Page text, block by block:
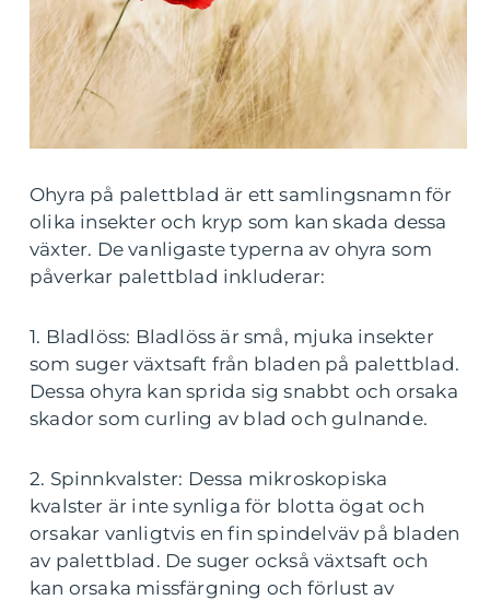
Ohyra på palettblad är ett samlingsnamn för
olika insekter och kryp som kan skada dessa
växter. De vanligaste typerna av ohyra som
påverkar palettblad inkluderar:
1. Bladlöss: Bladlöss är små, mjuka insekter
som suger växtsaft från bladen på palettblad.
Dessa ohyra kan sprida sig snabbt och orsaka
skador som curling av blad och gulnande.
2. Spinnkvalster: Dessa mikroskopiska
kvalster är inte synliga för blotta ögat och
orsakar vanligtvis en fin spindelväv på bladen
av palettblad. De suger också växtsaft och
kan orsaka missfärgning och förlust av